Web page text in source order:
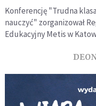
Konferencję "Trudna
nauczyć" zorganizował
Edukacyjny Metis w